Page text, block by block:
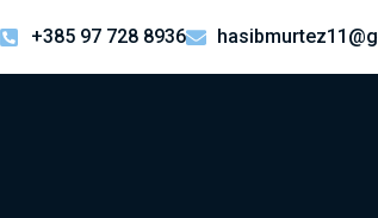
+385 97 728 8936